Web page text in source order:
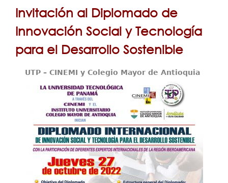
Principal
Investigación y Desarrollo
Proyectos de Investigación
Producción Científica
Extensión
Eventos
Contáctenos
está
aquí
Invitación al Diplomado de
Innovación Social y Tecnología
para el Desarrollo Sostenible
UTP – CINEMI y Colegio Mayor de Antioquia